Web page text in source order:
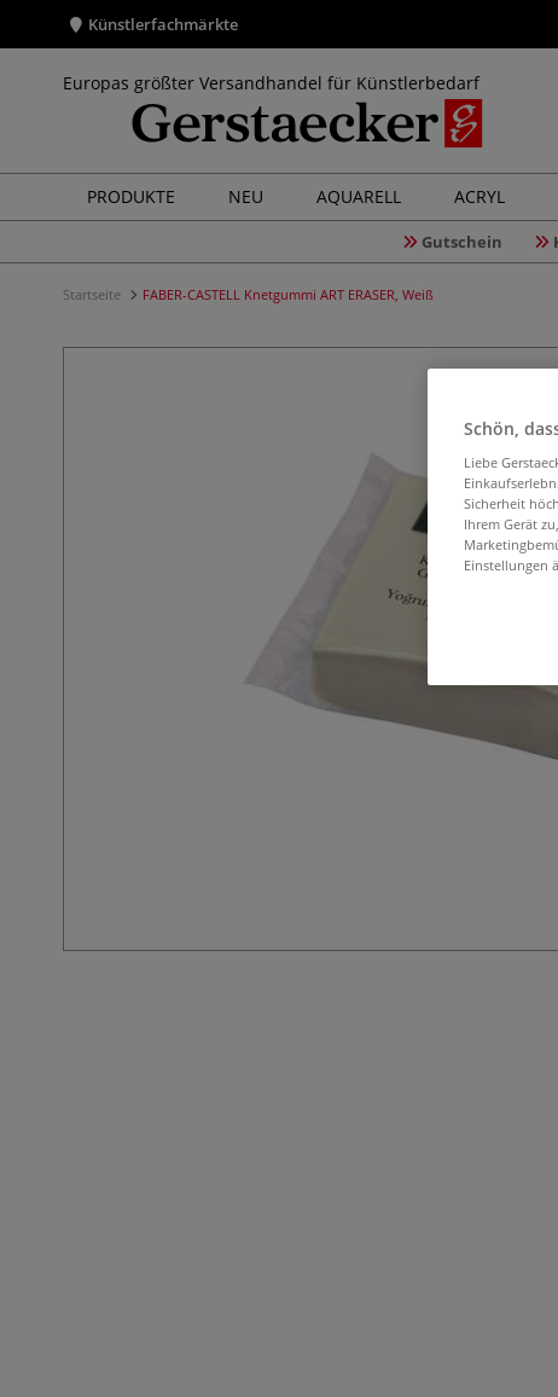
Künstlerfachmärkte
Europas größter Versandhandel für Künstlerbedarf
PRODUKTE NEU AQUARELL ACRYL
Gutschein
Startseite FABER-CASTELL Knetgummi ART ERASER, Weiß
Schön,
Liebe
Sicherheit
Ihrem Gerät
Einstellungen